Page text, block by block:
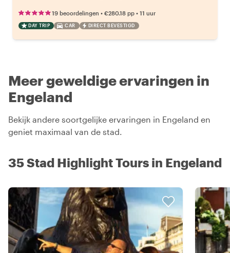
19 beoordelingen • €280.18 pp • 11 uur
DAY TRIP CAR DIRECT BEVESTIGD
Meer geweldige ervaringen in
Engeland
Bekijk andere soortgelijke ervaringen in Engeland en
geniet maximaal van de stad.
35 Stad Highlight Tours in Engeland